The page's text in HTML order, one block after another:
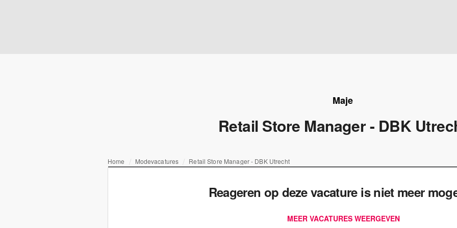
Maje
Retail Store Manager - DBK
Home Modevacatures Retail Store Manager - DBK Utrecht
Reageren op deze vacature is niet meer
MEER VACATURES WEERGEVEN